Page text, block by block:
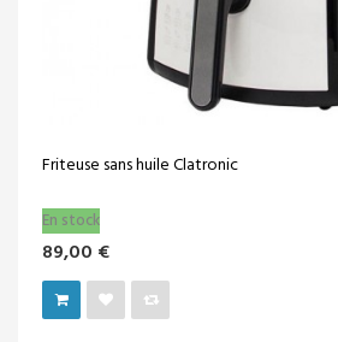
Friteuse sans huile Clatronic
En stock
89,00 €